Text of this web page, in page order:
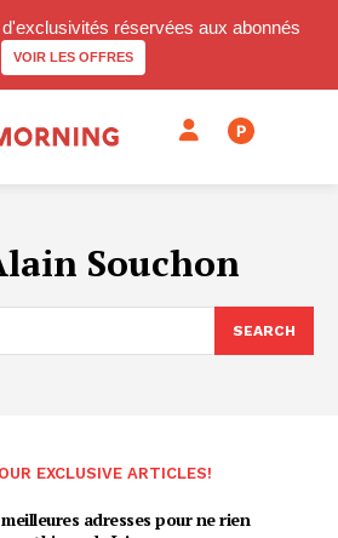
réservées aux abonnés
VOIR LES OFFRES
P
Souchon
SEARCH
EXCLUSIVE ARTICLES!
adresses pour ne rien